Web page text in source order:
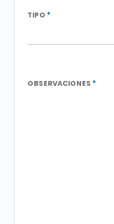
TIPO *
OBSERVACIONES *